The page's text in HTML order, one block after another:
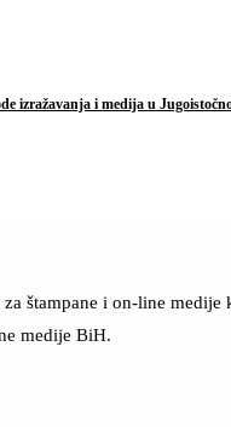
izražavanja i medija u
štampane i on-line
medije BiH.